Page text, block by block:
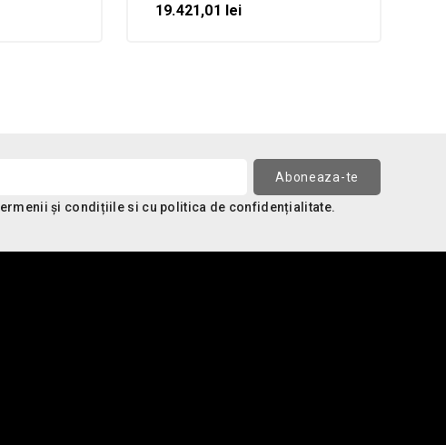
19.421,01 lei
și condițiile si cu politica de confidențialitate.